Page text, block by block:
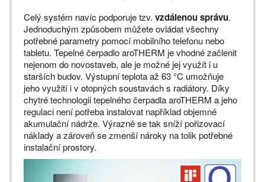
Celý systém navíc podporuje tzv. vzdálenou správu.
Jednoduchým způsobem můžete ovládat všechny
potřebné parametry pomocí mobilního telefonu nebo
tabletu. Tepelné čerpadlo aroTHERM je vhodné začlenit
nejenom do novostaveb, ale je možné jej využít i u
starších budov. Výstupní teplota až 63 °C umožňuje
jeho využití i v otopných soustavách s radiátory. Díky
chytré technologii tepelného čerpadla aroTHERM a jeho
regulaci není potřeba instalovat například objemné
akumulační nádrže. Výrazně se tak sníží pořizovací
náklady a zároveň se zmenší nároky na tolik potřebné
instalační prostory.